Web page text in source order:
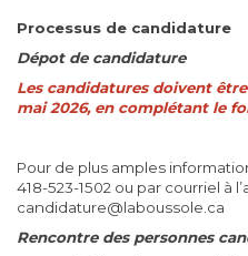
Processus de candidature
Dépot de candidature
Les candidatures doivent
mai 2026, en complétant le
Pour de plus amples
418-523-1502 ou par courriel à
candidature@laboussole.ca
Rencontre des personnes